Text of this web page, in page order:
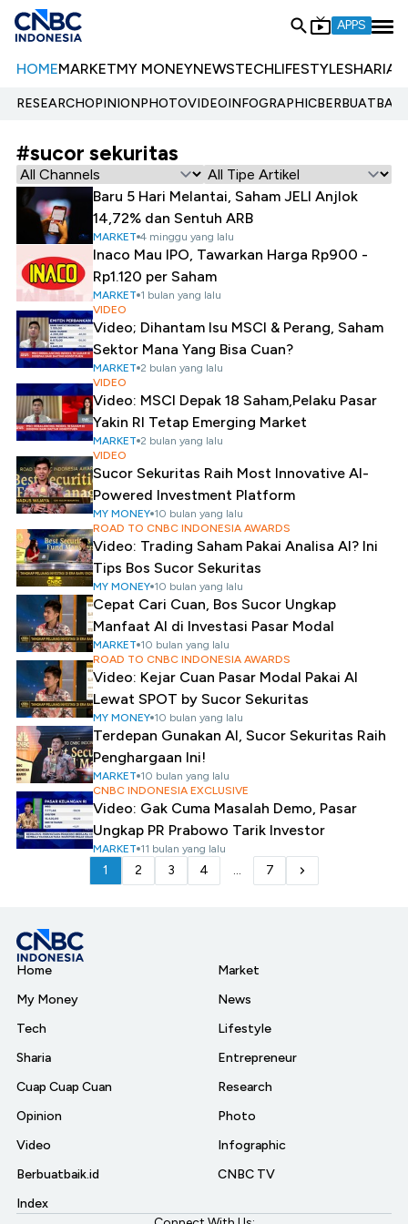
APPS
HOMEMARKETMY MONEYNEWSTECHLIFESTYLESHARIA
RESEARCHOPINIONPHOTOVIDEOINFOGRAPHIC
#sucor sekuritas
Baru 5 Hari Melantai, Saham JELI Anjlok
14,72% dan Sentuh ARB
MARKET 4 minggu yang lalu
Inaco Mau IPO, Tawarkan Harga Rp900 -
Rp1.120 per Saham
MARKET 1 bulan yang lalu
VIDEO
Video; Dihantam Isu MSCI & Perang, Saham
Sektor Mana Yang Bisa Cuan?
MARKET 2 bulan yang lalu
VIDEO
Video: MSCI Depak 18 Saham,Pelaku Pasar
Yakin RI Tetap Emerging Market
MARKET 2 bulan yang lalu
VIDEO
Sucor Sekuritas Raih Most Innovative AI-
Powered Investment Platform
MY MONEY 10 bulan yang lalu
ROAD TO CNBC INDONESIA AWARDS
Video: Trading Saham Pakai Analisa AI? Ini
Tips Bos Sucor Sekuritas
MY MONEY 10 bulan yang lalu
Cepat Cari Cuan, Bos Sucor Ungkap
Manfaat AI di Investasi Pasar Modal
MARKET 10 bulan yang lalu
ROAD TO CNBC INDONESIA AWARDS
Video: Kejar Cuan Pasar Modal Pakai AI
Lewat SPOT by Sucor Sekuritas
MY MONEY 10 bulan yang lalu
Terdepan Gunakan AI, Sucor Sekuritas Raih
Penghargaan Ini!
MARKET 10 bulan yang lalu
CNBC INDONESIA EXCLUSIVE
Video: Gak Cuma Masalah Demo, Pasar
Ungkap PR Prabowo Tarik Investor
MARKET 11 bulan yang lalu
1 2 3 4 ... 7
Home
My Money
Tech
Sharia
Cuap Cuap Cuan
Opinion
Video
Berbuatbaik.id
Index
Market
News
Lifestyle
Entrepreneur
Research
Photo
Infographic
CNBC TV